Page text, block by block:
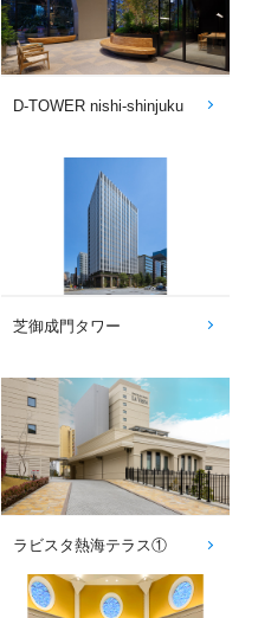
D-TOWER nishi-shinjuku
芝御成門タワー
ラビスタ熱海テラス①